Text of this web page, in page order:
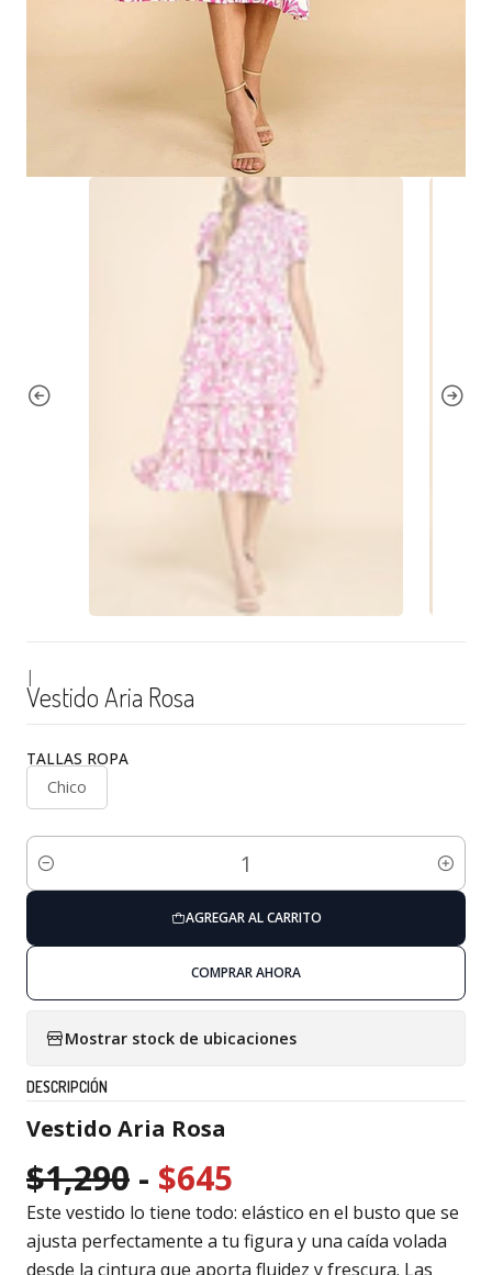
|
Vestido Aria Rosa
TALLAS ROPA
Chico
Cantidad
AGREGAR AL CARRITO
COMPRAR AHORA
Mostrar stock de ubicaciones
DESCRIPCIÓN
Vestido Aria Rosa
$1,290 - $645
Este vestido lo tiene todo: elástico en el busto que se
ajusta perfectamente a tu figura y una caída volada
desde la cintura que aporta fluidez y frescura. Las